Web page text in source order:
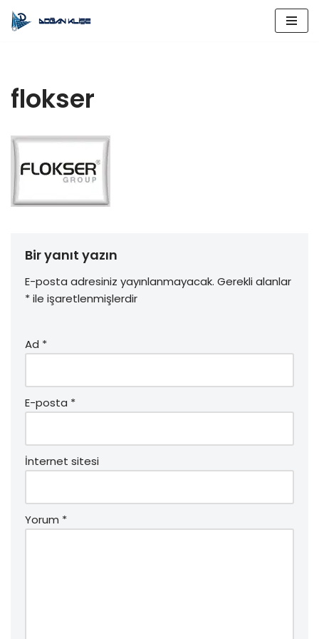
flokser
Bir yanıt yazın
E-posta adresiniz yayınlanmayacak. Gerekli alanlar
*ile işaretlenmişlerdir
Ad *
E-posta *
İnternet sitesi
Yorum *